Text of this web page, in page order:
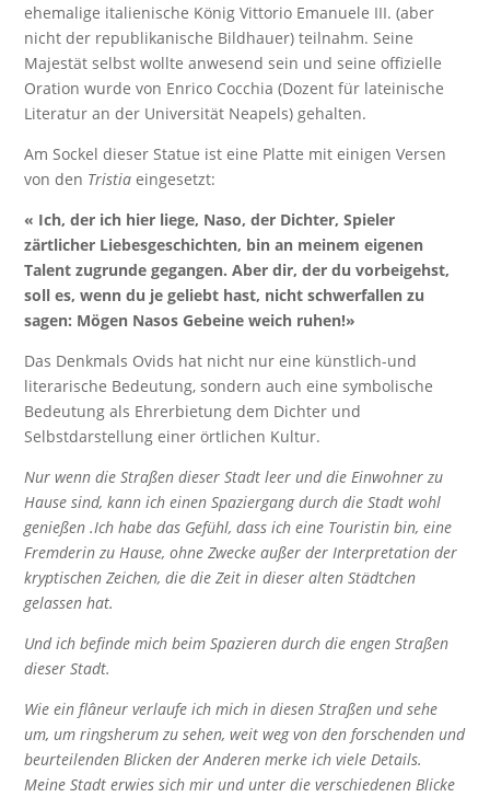
ehemalige italienische König Vittorio Emanuele III. (aber
nicht der republikanische Bildhauer) teilnahm. Seine
Majestät selbst wollte anwesend sein und seine offizielle
Oration wurde von Enrico Cocchia (Dozent für lateinische
Literatur an der Universität Neapels) gehalten.
Am Sockel dieser Statue ist eine Platte mit einigen Versen
von den Tristia eingesetzt:
« Ich, der ich hier liege, Naso, der Dichter, Spieler
zärtlicher Liebesgeschichten, bin an meinem eigenen
Talent zugrunde gegangen. Aber dir, der du vorbeigehst,
soll es, wenn du je geliebt hast, nicht schwerfallen zu
sagen: Mögen Nasos Gebeine weich ruhen!»
Das Denkmals Ovids hat nicht nur eine künstlich-und
literarische Bedeutung, sondern auch eine symbolische
Bedeutung als Ehrerbietung dem Dichter und
Selbstdarstellung einer örtlichen Kultur.
Nur wenn die Straßen dieser Stadt leer und die Einwohner zu
Hause sind, kann ich einen Spaziergang durch die Stadt wohl
genießen .Ich habe das Gefühl, dass ich eine Touristin bin, eine
Fremderin zu Hause, ohne Zwecke außer der Interpretation der
kryptischen Zeichen, die die Zeit in dieser alten Städtchen
gelassen hat.
Und ich befinde mich beim Spazieren durch die engen Straßen
dieser Stadt.
Wie ein flâneur verlaufe ich mich in diesen Straßen und sehe
um, um ringsherum zu sehen, weit weg von den forschenden und
beurteilenden Blicken der Anderen merke ich viele Details.
Meine Stadt erwies sich mir und unter die verschiedenen Blicke